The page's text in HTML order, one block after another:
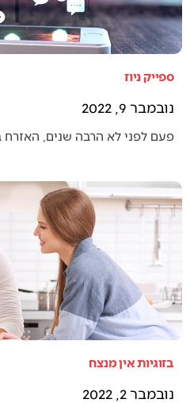
ספייק ניוז
נובמבר 9, 2022
פעם לפני לא הרבה שנים,
בזוגיות אין מנצח
נובמבר 2, 2022